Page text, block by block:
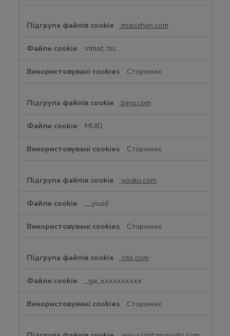
miaozhen.com
stmat, tsc
Сторонніх
bing.com
MUID
Сторонніх
youku.com
__ysuid
Сторонніх
otis.com
_ga_xxxxxxxxxx
Сторонніх